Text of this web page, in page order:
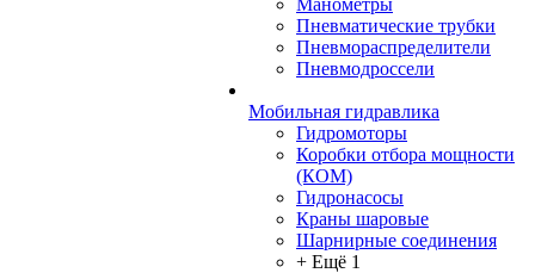
Манометры
Пневматические трубки
Пневмораспределители
Пневмодроссели
Мобильная гидравлика
Гидромоторы
Коробки отбора мощности
(КОМ)
Гидронасосы
Краны шаровые
Шарнирные соединения
+ Ещё 1